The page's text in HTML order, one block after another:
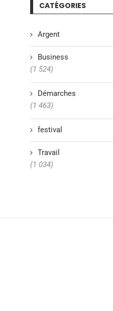
CATÉGORIES
Argent
Business
(1 524)
Démarches
(1 463)
festival
Travail
(1 034)